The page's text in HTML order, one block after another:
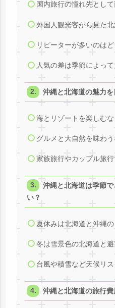
国内旅行の憧れ先とし
外国人観光客から見た
リピーターが多いのは
人気の差は季節によっ
沖縄と北海道の魅力
海とリゾートを楽しむ
グルメと大自然を味わ
家族旅行やカップル旅
沖縄と北海道は季節
い？
夏休みは北海道と沖縄
冬は雪景色の北海道と
台風や積雪など天候リ
沖縄と北海道の旅行